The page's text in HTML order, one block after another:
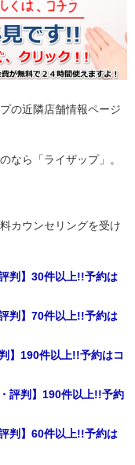
の近隣店舗情報ページ
なら「ライザップ」。
カウンセリングを受け
判】30件以上!!予約は
判】70件以上!!予約は
】190件以上!!予約はコ
評判】190件以上!!予約
判】60件以上!!予約は